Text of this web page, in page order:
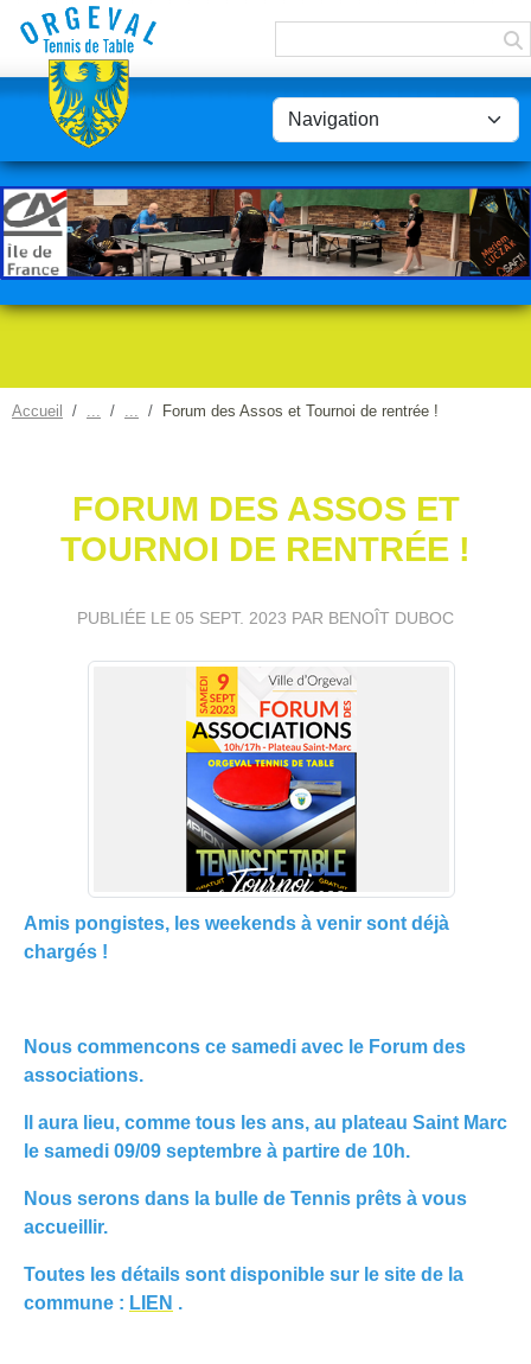
Accueil Forum des Assos et Tournoi de rentrée !
FORUM DES ASSOS ET
TOURNOI DE RENTRÉE !
PUBLIÉE LE 05 SEPT. 2023 PAR BENOÎT DUBOC
Amis pongistes, les weekends à venir sont déjà
chargés !
Nous commencons ce samedi avec le Forum des
associations.
Il aura lieu, comme tous les ans, au plateau Saint Marc
le samedi 09/09 septembre à partire de 10h.
Nous serons dans la bulle de Tennis prêts à vous
accueillir.
Toutes les détails sont disponible sur le site de la
commune : LIEN .
Panneau de gestion des cookies